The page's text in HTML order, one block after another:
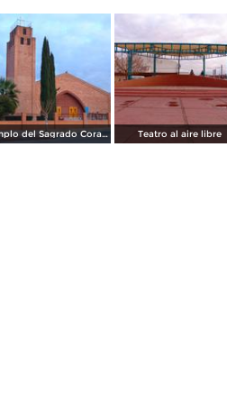
Templo del Sagrado Corazón Teatro al aire libre